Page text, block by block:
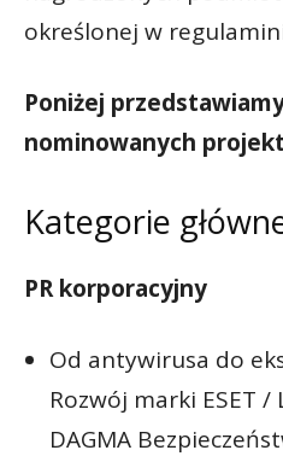
określonej w
Poniżej
nominowanych
Kategorie
PR korporacyjny
Od antywirusa do
Rozwój marki ESET /
DAGMA